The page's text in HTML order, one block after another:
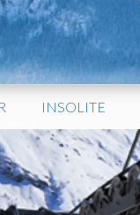
INSOLITE